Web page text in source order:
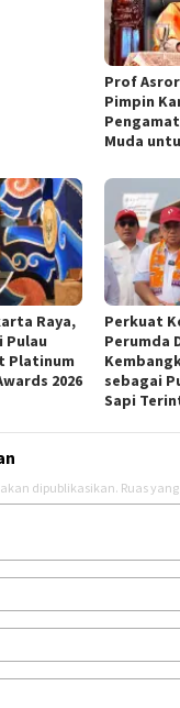
Prof
Pimpin
Muda
Raya,
Pulau
Platinum
2026
Perkuat
Perumda
sebagai
Sapi
dipublikasikan. Ruas